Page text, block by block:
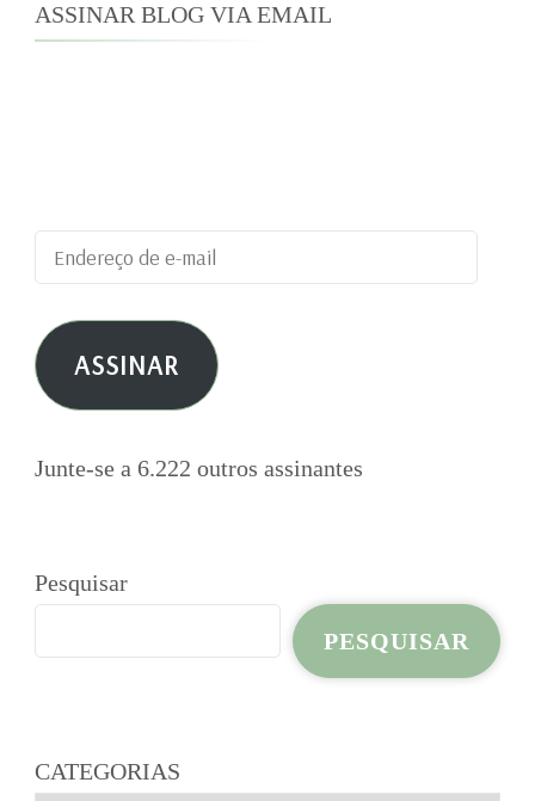
ASSINAR BLOG VIA EMAIL
Endereço
de
e-
mail ASSINAR
Junte-se a 6.222 outros assinantes
Pesquisar
PESQUISAR
CATEGORIAS